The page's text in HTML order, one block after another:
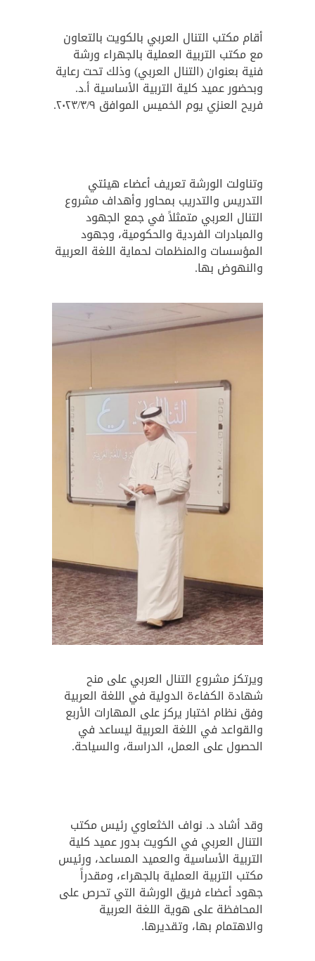
أقام مكتب التنال العربي بالكويت بالتعاون
مع مكتب التربية العملية بالجهراء ورشة
فنية بعنوان (التنال العربي) وذلك تحت رعاية
وبحضور عميد كلية التربية الأساسية أ.د.
فريح العنزي يوم الخميس الموافق ٢٠٢٣/٣/٩.
وتناولت الورشة تعريف أعضاء هيئتي
التدريس والتدريب بمحاور وأهداف مشروع
التنال العربي متمثلاً في جمع الجهود
والمبادرات الفردية والحكومية، وجهود
المؤسسات والمنظمات لحماية اللغة العربية
والنهوض بها.
ويرتكز مشروع التنال العربي على منح
شهادة الكفاءة الدولية في اللغة العربية
وفق نظام اختبار يركز على المهارات الأربع
والقواعد في اللغة العربية ليساعد في
الحصول على العمل، الدراسة، والسياحة.
وقد أشاد د. نواف الخثعاوي رئيس مكتب
التنال العربي في الكويت بدور عميد كلية
التربية الأساسية والعميد المساعد، ورئيس
مكتب التربية العملية بالجهراء، ومقدراً
جهود أعضاء فريق الورشة التي تحرص على
المحافظة على هوية اللغة العربية
والاهتمام بها، وتقديرها.